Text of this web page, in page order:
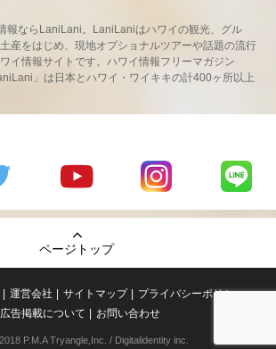
報ならLaniLani。LaniLaniはハワイの観光、グル
産をはじめ、現地オプショナルツアーや話題の流行
イ情報サイトです。ハワイ情報フリーマガジン
」は日本とハワイ・ワイキキの計400ヶ所以上
の
Youtube
チャンネ
LaniLani
LaniLani
ページトップ
運営会社 サイトマップ
プライバシーポリシー
広告掲載について
お問い合わせ
P.M.A Tryangle,Inc. / Digitalidentity inc.